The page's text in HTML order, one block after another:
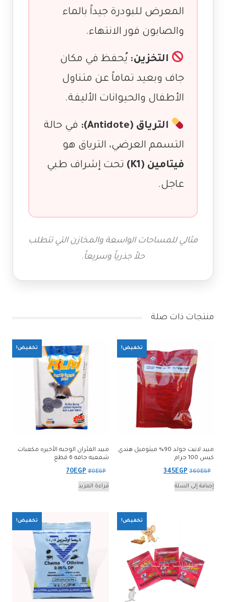
المعرض للبودرة جيداً بالماء
والصابون فور الانتهاء.
التخزين: يُحفظ في مكان
جاف وبعيد تماماً عن متناول
الأطفال والحيوانات الأليفة.
الترياق (Antidote):
في حالة
التسمم العرضي، الترياق هو
فيتامين (K1)
تحت إشراف طبي
عاجل.
مثالي للمساحات الواسعة والمخازن التي تتطلب
حلاً جذرياً وسريعاً.
منتجات ذات صلة
تخفيض!
مبيد لانيت جولد 90% ميثوميل هندي
كيس 100 جرام
360EGP
السعر
الأصلي
345EGP
السعر
إضافة إلى السلة
تخفيض!
مبيد الفئران الوجبه الأخيره مكعبات
شمعيه جافه 6 قطع
80EGP
السعر
الأصلي
70EGP
قراءة المزيد
تخفيض! تخفيض!